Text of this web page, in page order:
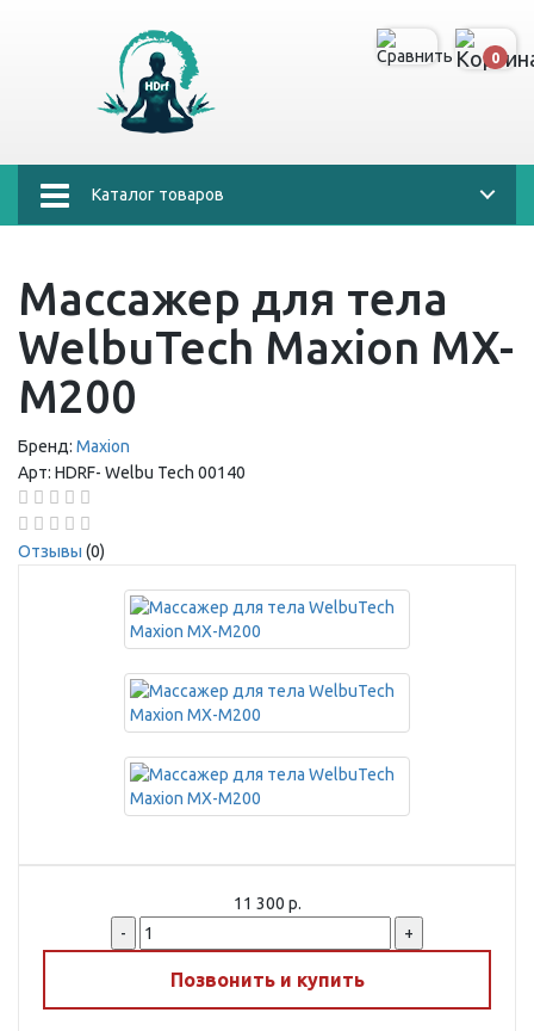
0
Каталог товаров
Массажер для тела
WelbuTech Maxion MX-
M200
Бренд: Maxion
Арт: HDRF- Welbu Tech 00140
Отзывы (0)
11 300 р.
-
+
Позвонить и купить